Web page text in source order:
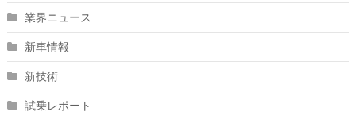
業界ニュース
新車情報
新技術
試乗レポート